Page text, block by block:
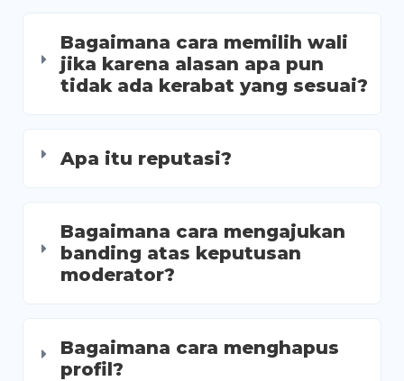
Bagaimana cara memilih wali
jika karena alasan apa pun
tidak ada kerabat yang sesuai?
Apa itu reputasi?
Bagaimana cara mengajukan
banding atas keputusan
moderator?
Bagaimana cara menghapus
profil?